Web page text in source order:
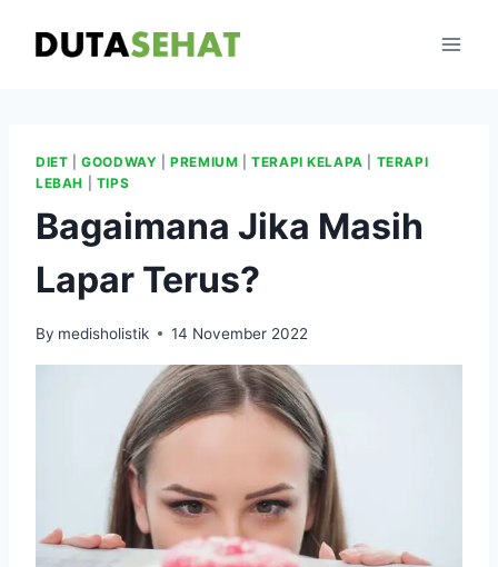
DIET |GOODWAY |PREMIUM |TERAPI KELAPA
TERAPI
LEBAH
TIPS
Bagaimana Jika Masih
Lapar Terus?
By medisholistik 14 November 2022